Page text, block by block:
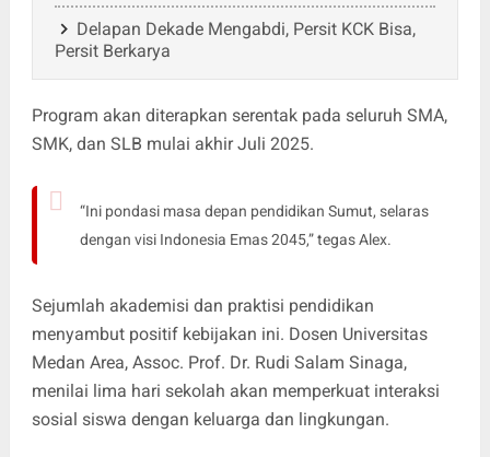
Delapan Dekade Mengabdi, Persit KCK Bisa,
Persit Berkarya
Program akan diterapkan serentak pada seluruh SMA,
SMK, dan SLB mulai akhir Juli 2025.
“Ini pondasi masa depan pendidikan Sumut, selaras
dengan visi Indonesia Emas 2045,” tegas Alex.
Sejumlah akademisi dan praktisi pendidikan
menyambut positif kebijakan ini. Dosen Universitas
Medan Area, Assoc. Prof. Dr. Rudi Salam Sinaga,
menilai lima hari sekolah akan memperkuat interaksi
sosial siswa dengan keluarga dan lingkungan.